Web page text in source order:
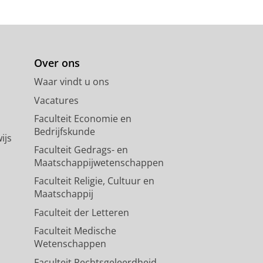
Over ons
Waar vindt u ons
Vacatures
Faculteit Economie en
Bedrijfskunde
Faculteit Gedrags- en
Maatschappijwetenschappen
Faculteit Religie, Cultuur en
Maatschappij
Faculteit der Letteren
Faculteit Medische
Wetenschappen